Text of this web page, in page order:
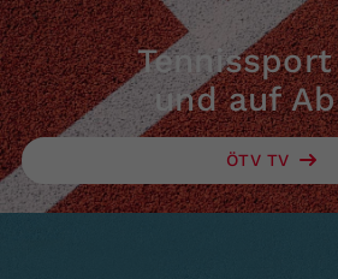
und auf
ÖTV TV